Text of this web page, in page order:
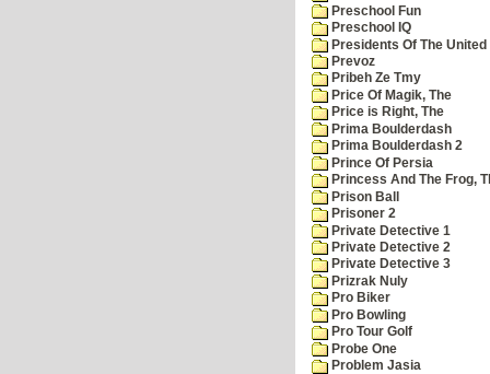
Preschool Fun
Preschool IQ
Presidents Of The
Prevoz
Pribeh Ze Tmy
Price Of Magik, The
Price is Right, The
Prima Boulderdash
Prima Boulderdash 2
Prince Of Persia
Princess And The Frog,
Prison Ball
Prisoner 2
Private Detective 1
Private Detective 2
Private Detective 3
Prizrak Nuly
Pro Biker
Pro Bowling
Pro Tour Golf
Probe One
Problem Jasia